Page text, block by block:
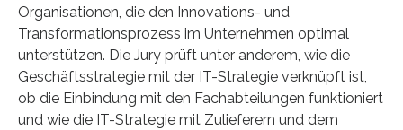
Organisationen, die den Innovations- und
Transformationsprozess im Unternehmen optimal
unterstützen. Die Jury prüft unter anderem, wie die
Geschäftsstrategie mit der IT-Strategie verknüpft ist,
ob die Einbindung mit den Fachabteilungen funktioniert
und wie die IT-Strategie mit Zulieferern und dem